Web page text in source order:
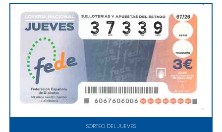
SORTEO DEL JUEVES